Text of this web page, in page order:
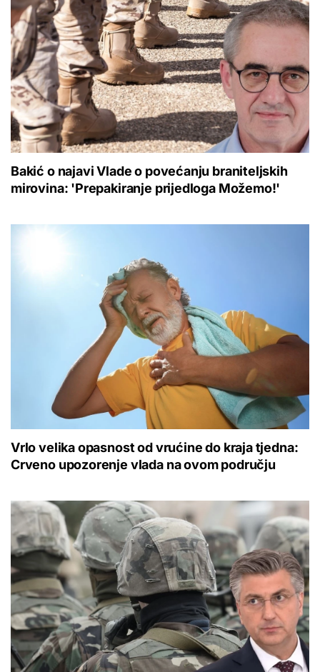
Bakić o najavi Vlade o povećanju braniteljskih
mirovina: 'Prepakiranje prijedloga Možemo!'
Vrlo velika opasnost od vrućine do kraja tjedna:
Crveno upozorenje vlada na ovom području